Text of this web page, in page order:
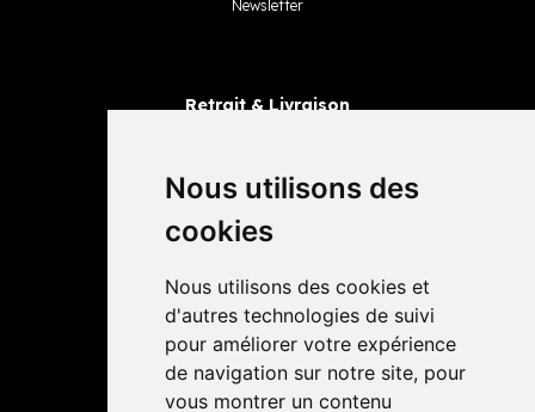
Nous utilisons des
cookies
Nous utilisons des cookies et
d'autres technologies de suivi
pour améliorer votre expérience
de navigation sur notre site, pour
vous montrer un contenu
Newsletter
Retrait & Livraison
Livraisons
4,4 / 5 65 avis